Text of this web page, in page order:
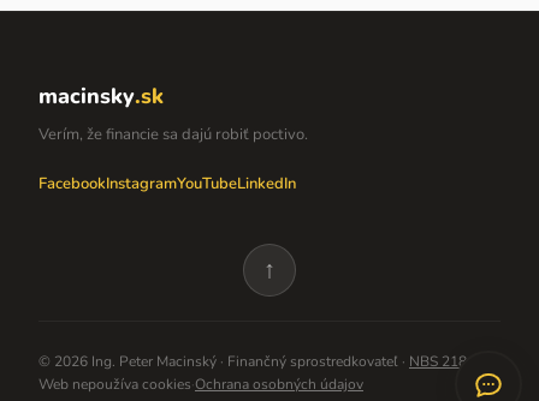
macinsky.sk
Verím, že financie sa dajú robiť poctivo.
FacebookInstagramYouTubeLinkedIn
↑
© 2026 Ing. Peter Macinský · Finančný sprostredkovateľ · NBS 218480
Web nepoužíva cookies·Ochrana osobných údajov